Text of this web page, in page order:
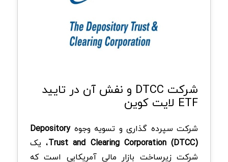
شرکت DTCC و نفش آن در تایید
ETF لایت کوین
شرکت سپرده‌ گذاری و تسویه وجوهDepository
Trust and Clearing Corporation (DTCC)، یک
شرکت زیرساخت بازار مالی آمریکایی است که